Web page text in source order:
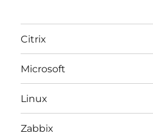
Citrix
Microsoft
Linux
Zabbix